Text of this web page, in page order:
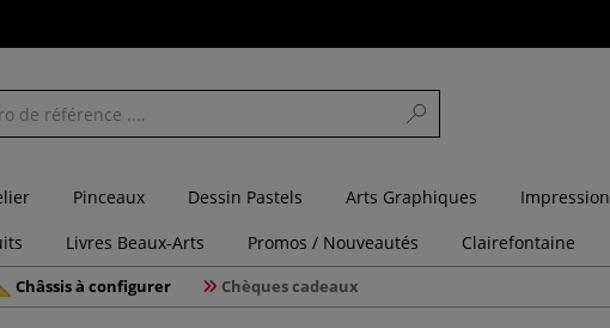
Pinceaux Dessin Pastels Arts Graphiques Impression
Livres Beaux-Arts Promos / Nouveautés Clairefontaine
Châssis à configurer Chèques cadeaux